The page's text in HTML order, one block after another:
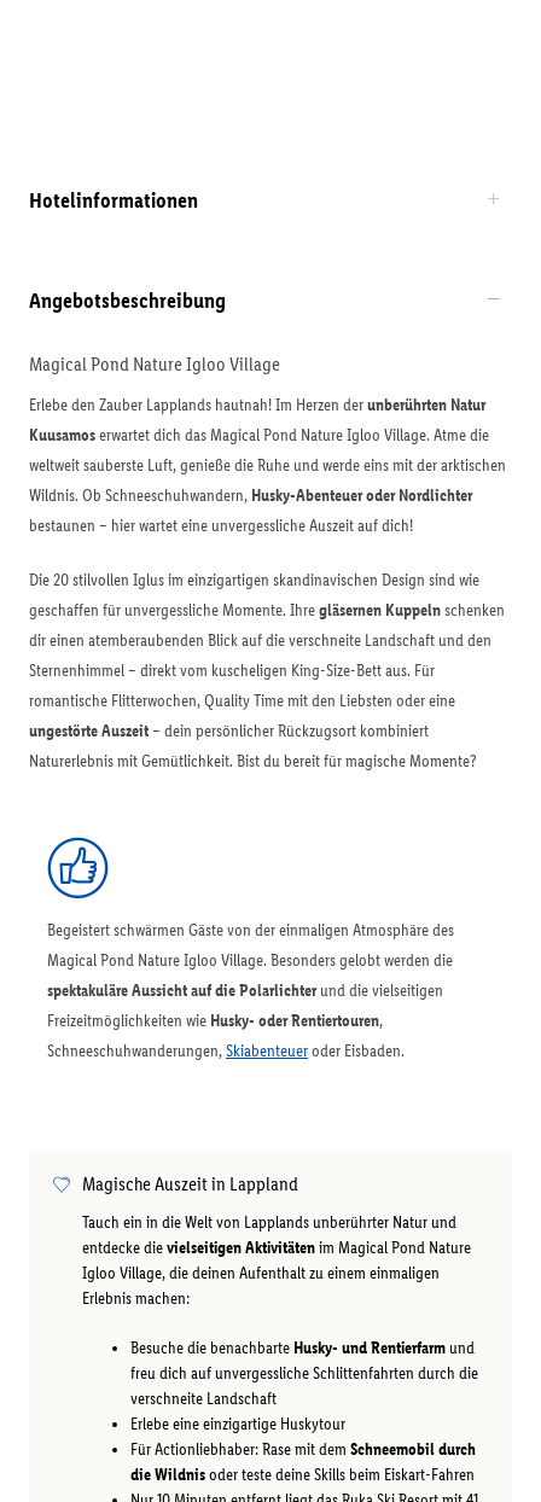
Hotelinformationen
Angebotsbeschreibung
Magical Pond Nature Igloo Village
Erlebe den Zauber Lapplands hautnah! Im Herzen derunberührten Natur
Kuusamoserwartet dich das Magical Pond Nature Igloo Village. Atme die
weltweit sauberste Luft, genieße die Ruhe und werde eins mit der arktischen
Wildnis. Ob Schneeschuhwandern, Husky-Abenteuer oder Nordlichter
bestaunen – hier wartet eine unvergessliche Auszeit auf dich!
Die 20 stilvollen Iglus im einzigartigen skandinavischen Design sind wie
geschaffen für unvergessliche Momente. Ihregläsernen Kuppelnschenken
dir einen atemberaubenden Blick auf die verschneite Landschaft und den
Sternenhimmel – direkt vom kuscheligen King-Size-Bett aus. Für
romantische Flitterwochen, Quality Time mit den Liebsten oder eine
ungestörte Auszeit – dein persönlicher Rückzugsort kombiniert
Naturerlebnis mit Gemütlichkeit. Bist du bereit für magische Momente?
Begeistert schwärmen Gäste von der einmaligen Atmosphäre des
Magical Pond Nature Igloo Village. Besonders gelobt werden die
spektakuläre Aussicht auf die Polarlichterund die vielseitigen
Freizeitmöglichkeiten wie Husky- oder Rentiertouren,
Schneeschuhwanderungen,Skiabenteueroder Eisbaden.
Magische Auszeit in Lappland
Tauch ein in die Welt von Lapplands unberührter Natur und
entdecke dievielseitigen Aktivitätenim Magical Pond Nature
Igloo Village, die deinen Aufenthalt zu einem einmaligen
Erlebnis machen:
Besuche die benachbarte Husky- und Rentierfarm und
freu dich auf unvergessliche Schlittenfahrten durch die
verschneite Landschaft
Erlebe eine einzigartige Huskytour
Für Actionliebhaber: Rase mit dem Schneemobil durch
die Wildnisoder teste deine Skills beim Eiskart-Fahren